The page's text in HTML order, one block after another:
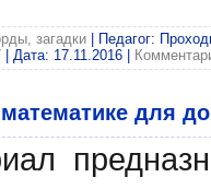
загадки | Педагог:
| Дата: 17.11.2016
для